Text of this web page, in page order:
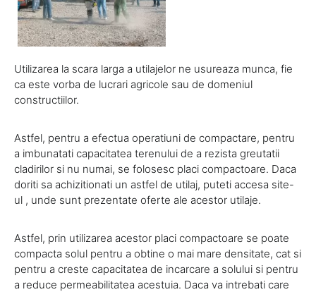
Utilizarea la scara larga a utilajelor ne usureaza munca, fie
ca este vorba de lucrari agricole sau de domeniul
constructiilor.
Astfel, pentru a efectua operatiuni de compactare, pentru
a imbunatati capacitatea terenului de a rezista greutatii
cladirilor si nu numai, se folosesc placi compactoare. Daca
doriti sa achizitionati un astfel de utilaj, puteti accesa site-
ul , unde sunt prezentate oferte ale acestor utilaje.
Astfel, prin utilizarea acestor placi compactoare se poate
compacta solul pentru a obtine o mai mare densitate, cat si
pentru a creste capacitatea de incarcare a solului si pentru
a reduce permeabilitatea acestuia. Daca va intrebati care